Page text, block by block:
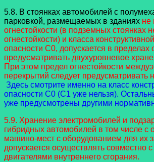
5.8. В стоянках автомобилей с
парковкой, размещаемых в зданиях не
огнестойкости (в подземных стоянках
огнестойкости) и класса
опасности С0, допускается в пределах
предусматривать двухуровневое
При этом предел огнестойкости
перекрытий следует предусматривать
Здесь смотрите именно на класс
опасности С0 (С1 уже нельзя).
уже предусмотрены другими
5.9. Хранение электромобилей и
гибридных автомобилей в том числе с
машино-мест с оборудованием для их
допускается осуществлять совместно
двигателями внутреннего сгорания.